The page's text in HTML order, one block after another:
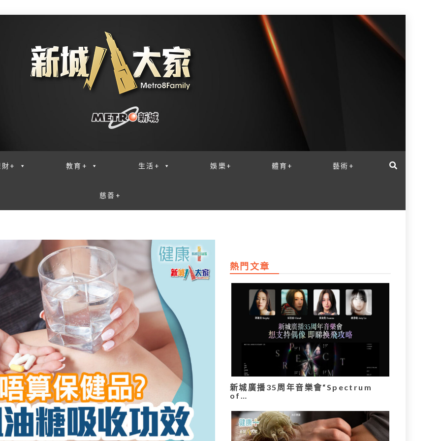
財+ 教育+ 生活+ 娛樂+ 體育+ 藝術+
慈善+
熱門文章
新城廣播35周年音樂會“Spectrum
of…